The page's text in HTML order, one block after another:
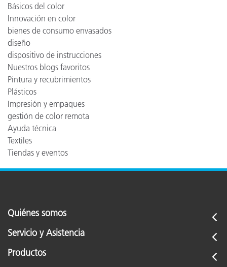
Básicos del color
Innovación en color
bienes de consumo envasados
diseño
dispositivo de instrucciones
Nuestros blogs favoritos
Pintura y recubrimientos
Plásticos
Impresión y empaques
gestión de color remota
Ayuda técnica
Textiles
Tiendas y eventos
Quiénes somos
Servicio y Asistencia
Productos